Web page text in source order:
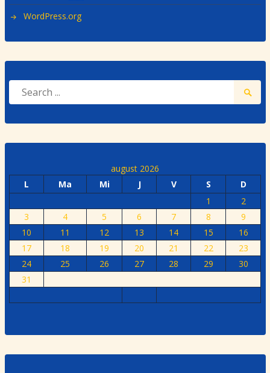
WordPress.org
august 2026
L
Ma Mi J V S
D
1
2
3
4 5 6 7 8
9
10
11 12 13 14 15
16
17
18 19 20 21 22
23
24
25 26 27 28 29
30
31